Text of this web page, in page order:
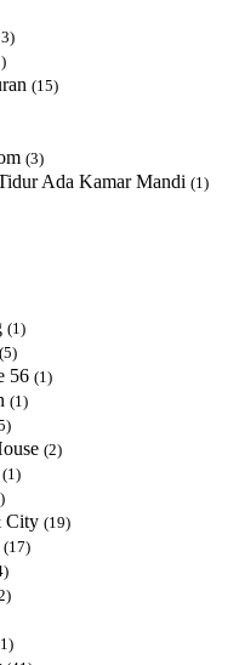
(15)
(3)
Ada Kamar Mandi (1)
(1)
(5)
56 (1)
(1)
(2)
(1)
City (19)
(17)